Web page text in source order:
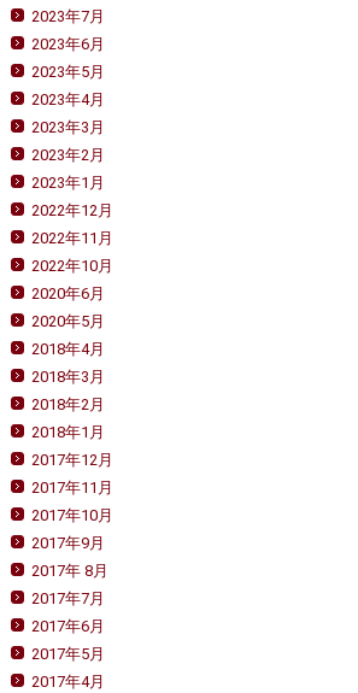
2023年7月
2023年6月
2023年5月
2023年4月
2023年3月
2023年2月
2023年1月
2022年12月
2022年11月
2022年10月
2020年6月
2020年5月
2018年4月
2018年3月
2018年2月
2018年1月
2017年12月
2017年11月
2017年10月
2017年9月
2017年 8月
2017年7月
2017年6月
2017年5月
2017年4月